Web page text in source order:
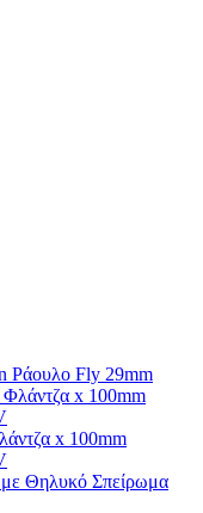
Ράουλο Fly 29mm
x 100mm